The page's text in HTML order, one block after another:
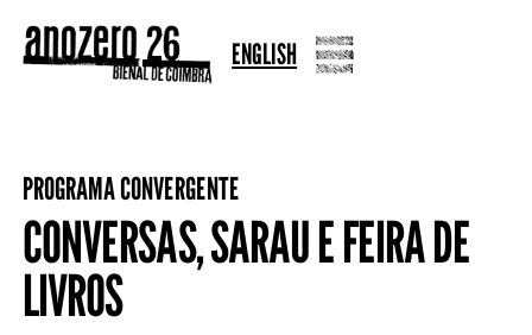
ENGLISH
PROGRAMA CONVERGENTE
CONVERSAS, SARAU E FEIRA DE
LIVROS